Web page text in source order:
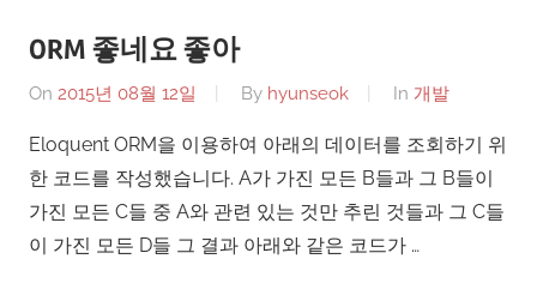
ORM 좋네요 좋아
On 2015년 08월 12일 By hyunseok In 개발
Eloquent ORM을 이용하여 아래의 데이터를 조회하기 위
한 코드를 작성했습니다. A가 가진 모든 B들과 그 B들이
가진 모든 C들 중 A와 관련 있는 것만 추린 것들과 그 C들
이 가진 모든 D들 그 결과 아래와 같은 코드가 …